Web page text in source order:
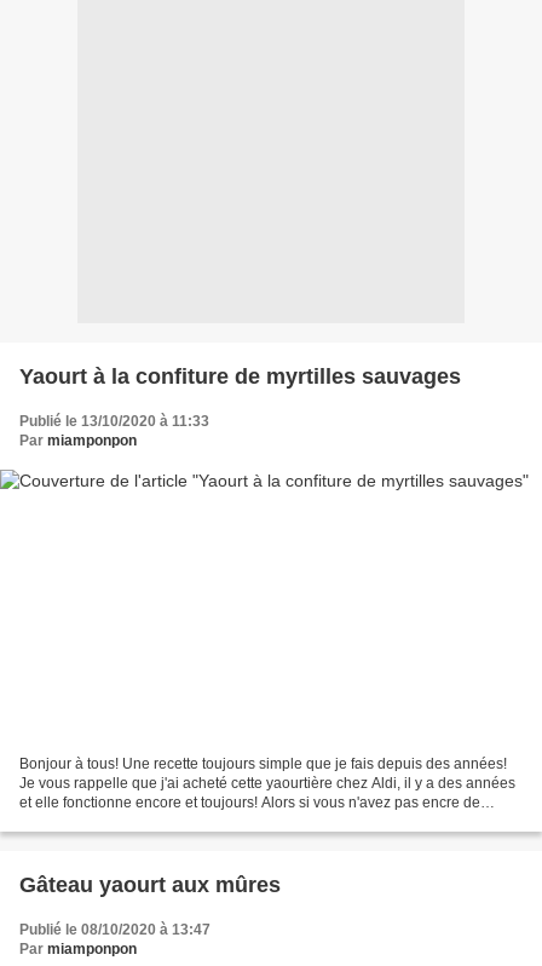
Yaourt à la confiture de myrtilles sauvages
Publié le 13/10/2020 à 11:33
Par miamponpon
Bonjour à tous! Une recette toujours simple que je fais depuis des années!
Je vous rappelle que j'ai acheté cette yaourtière chez Aldi, il y a des années
et elle fonctionne encore et toujours! Alors si vous n'avez pas encre de
Gâteau yaourt aux mûres
Publié le 08/10/2020 à 13:47
Par miamponpon